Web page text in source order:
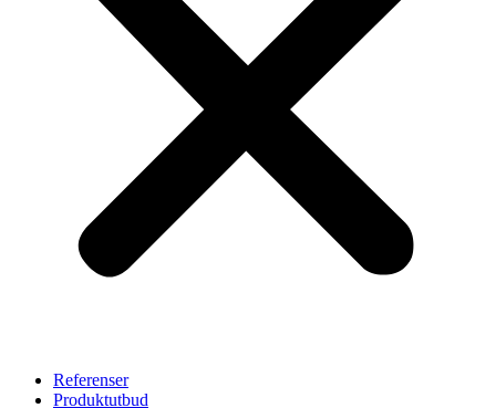
Referenser
Produktutbud